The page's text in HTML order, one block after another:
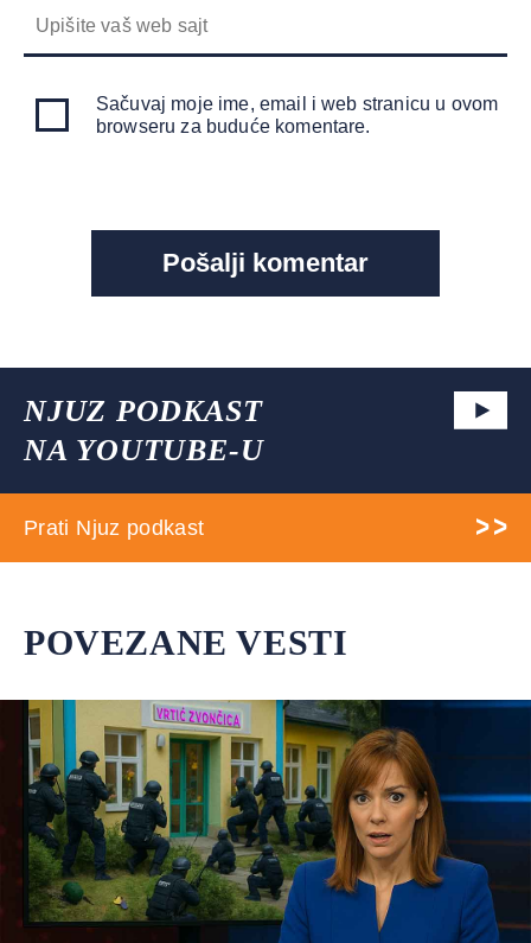
Sačuvaj moje ime, email i web stranicu u ovom
browseru za buduće komentare.
NJUZ PODKAST
NA YOUTUBE-U
Prati Njuz podkast
POVEZANE VESTI